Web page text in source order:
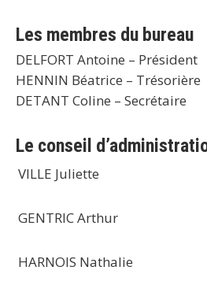
Les membres du bureau
DELFORT Antoine – Président
HENNIN Béatrice – Trésorière
DETANT Coline – Secrétaire
Le conseil
VILLE Juliette
GENTRIC Arthur
HARNOIS Nathalie